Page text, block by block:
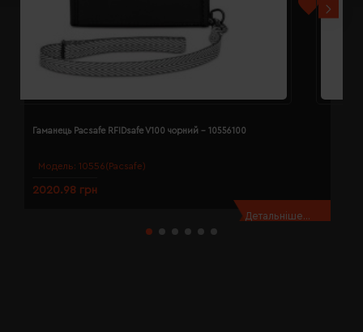
Модель: 10556(Pacsafe)
Гаманець Pacsafe RFIDsafe V100 чорний - 10556100
2020.98 грн
Детальніше...